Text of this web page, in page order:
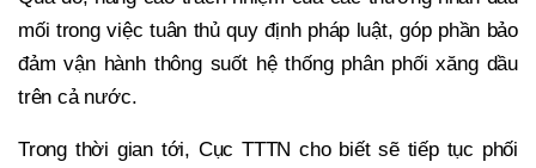
mối trong việc tuân thủ quy định pháp luật, góp phần bảo
đảm vận hành thông suốt hệ thống phân phối xăng dầu
trên cả nước.
Trong thời gian tới, Cục TTTN cho biết sẽ tiếp tục phối